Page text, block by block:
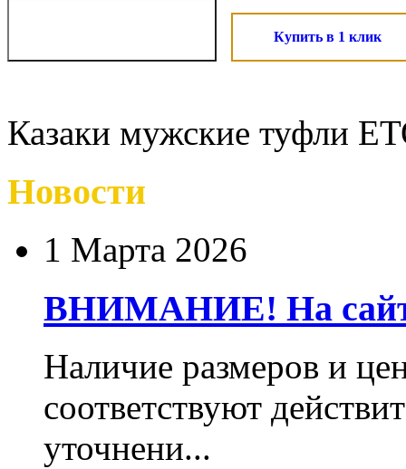
Купить в 1 клик
Казаки мужские туфли
Новости
1 Марта 2026
ВНИМАНИЕ! На сайте
Наличие размеров и
соответствуют
уточнени...